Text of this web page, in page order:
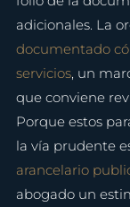
adicionales. La
documentado
servicios, un
que conviene
Porque estos
la vía prudente
arancelario
abogado un